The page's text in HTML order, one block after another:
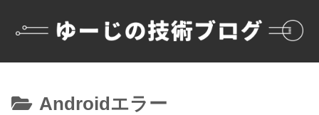
Androidエラー